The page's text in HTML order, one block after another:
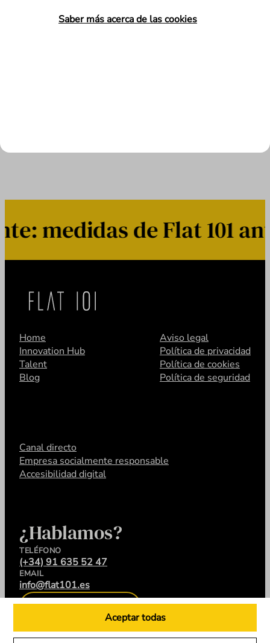
Saber más acerca de las cookies
Aceptar todas
Yield
medidas de Flat 101
Home
Innovation Hub
Talent
Blog
Aviso legal
Política de privacidad
Política de cookies
Política de seguridad
Canal directo
Empresa socialmente responsable
Accesibilidad digital
¿Hablamos?
TELÉFONO
(+34) 91 635 52 47
EMAIL
info@flat101.es
CONTACTA